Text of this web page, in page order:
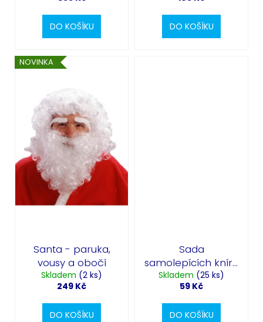
DO KOŠÍKU DO KOŠÍKU
NOVINKA
Santa - paruka,
vousy a obočí
Skladem (2 ks)
249 Kč
DO KOŠÍKU
Sada
samolepících knírů
6 ks
Skladem (25 ks)
59 Kč
DO KOŠÍKU